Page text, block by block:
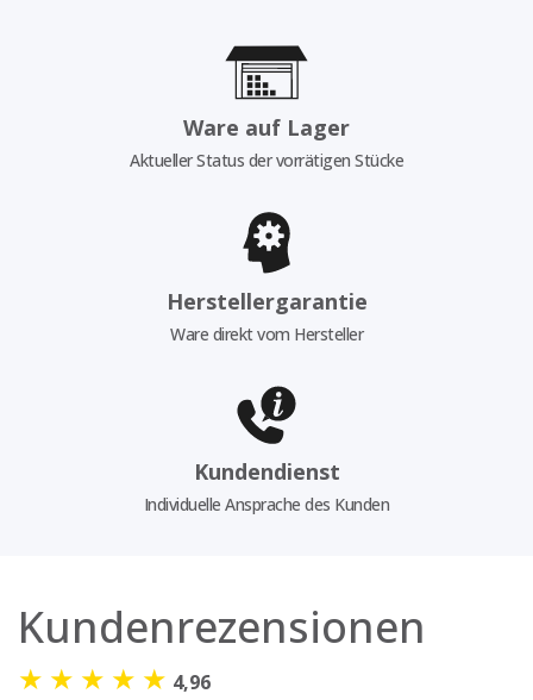
Ware auf Lager
Aktueller Status der vorrätigen Stücke
Herstellergarantie
Ware direkt vom Hersteller
Kundendienst
Individuelle Ansprache des Kunden
Kundenrezensionen
★ ★ ★ ★ ★ 4,96